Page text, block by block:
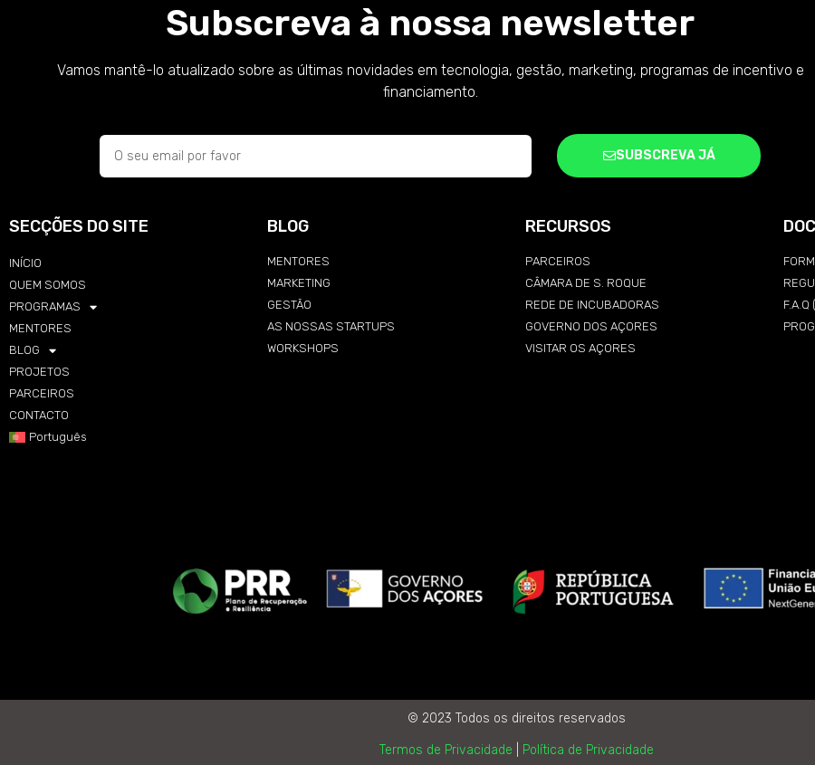
Subscreva à nossa newsletter
Vamos mantê-lo atualizado sobre as últimas novidades em tecnologia, gestão, marketing, programas de incentivo e
financiamento.
SUBSCREVA JÁ
SECÇÕES DO SITE
INÍCIO
QUEM SOMOS
PROGRAMAS
MENTORES
BLOG
PROJETOS
PARCEIROS
CONTACTO
Português
BLOG
MENTORES
MARKETING
GESTÃO
AS NOSSAS STARTUPS
WORKSHOPS
RECURSOS
PARCEIROS
CÂMARA DE S. ROQUE
REDE DE INCUBADORAS
GOVERNO DOS AÇORES
VISITAR OS AÇORES
F.A.Q
© 2023 Todos os direitos reservados
Termos de Privacidade Política de Privacidade